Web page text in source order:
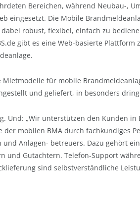
Bereichen, während Neubau-,
eingesetzt. Die Mobile
robust, flexibel, einfach zu
gibt es eine Web-basierte Plattform
für mobile
und geliefert, in besonders
Und: „Wir unterstützen den Kunden in
mobilen BMA durch fachkundiges
und Anlagen- betreuers. Dazu gehört
und Gutachtern. Telefon-Support
sind selbstverständliche